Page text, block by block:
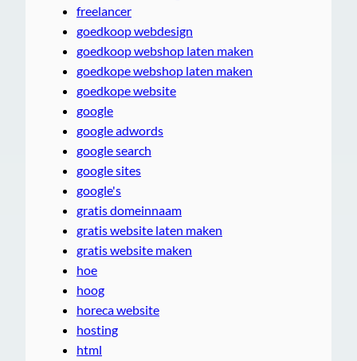
freelancer
goedkoop webdesign
goedkoop webshop laten maken
goedkope webshop laten maken
goedkope website
google
google adwords
google search
google sites
google's
gratis domeinnaam
gratis website laten maken
gratis website maken
hoe
hoog
horeca website
hosting
html